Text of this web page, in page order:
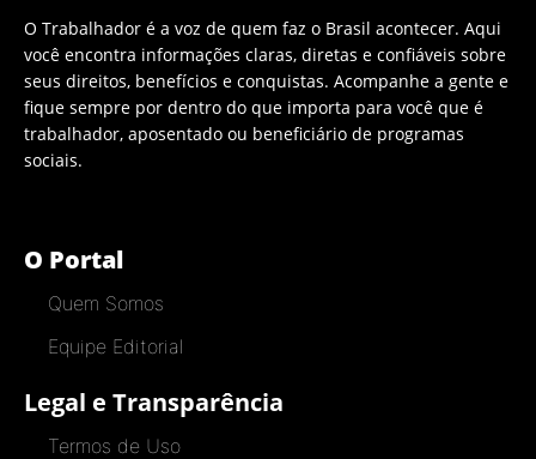
O Trabalhador é a voz de quem faz o Brasil acontecer. Aqui
você encontra informações claras, diretas e confiáveis sobre
seus direitos, benefícios e conquistas. Acompanhe a gente e
fique sempre por dentro do que importa para você que é
trabalhador, aposentado ou beneficiário de programas
sociais.
O Portal
Quem Somos
Equipe Editorial
Legal e Transparência
Termos de Uso